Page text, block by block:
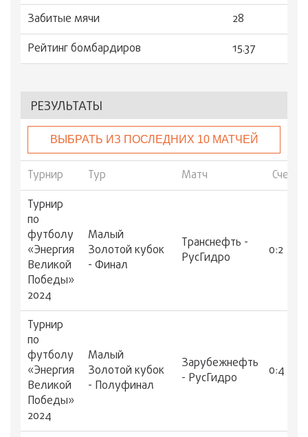
Забитые мячи
28
Рейтинг бомбардиров
15.37
РЕЗУЛЬТАТЫ
ВЫБРАТЬ ИЗ ПОСЛЕДНИХ 10 МАТЧЕЙ
Турнир Тур Матч
Счет
Турнир
по
футболу
«Энергия
Великой
Победы»
2024
Малый
Золотой кубок
- Финал
Транснефть -
РусГидро
0:2
Турнир
по
футболу
«Энергия
Великой
Победы»
2024
Малый
Золотой кубок
- Полуфинал
Зарубежнефть
- РусГидро
0:4